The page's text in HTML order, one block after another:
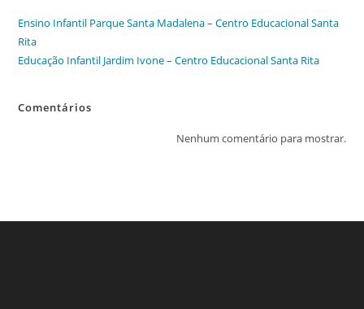
Ensino Infantil Parque Santa Madalena – Centro Educacional Santa
Rita
Educação Infantil Jardim Ivone – Centro Educacional Santa Rita
Comentários
Nenhum comentário para mostrar.